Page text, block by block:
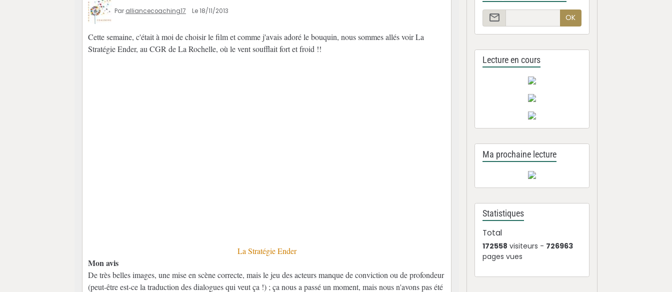
Par alliancecoaching17 Le 18/11/2013
Cette semaine, c'était à moi de choisir le film et comme j'avais adoré le bouquin, nous sommes allés voir La
Stratégie Ender, au CGR de La Rochelle, où le vent soufflait fort et froid !!
La Stratégie Ender
Mon avis
De très belles images, une mise en scène correcte, mais le jeu des acteurs manque de conviction ou de profondeur
(peut-être est-ce la traduction des dialogues qui veut ça !) ; ça nous a passé un moment, mais nous n'avons pas été
OK
Lecture en cours
Ma prochaine lecture
Statistiques
Total
172558 visiteurs - 726963
pages vues